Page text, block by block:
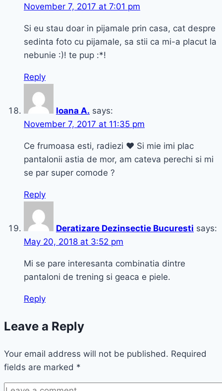
November 7, 2017 at 7:01 pm
Si eu stau doar in pijamale prin casa, cat despre
sedinta foto cu pijamale, sa stii ca mi-a placut la
nebunie :)! te pup :*!
Reply
Ioana A. says:
November 7, 2017 at 11:35 pm
Ce frumoasa esti, radiezi ❤️ Si mie imi plac
pantalonii astia de mor, am cateva perechi si mi
se par super comode ?
Reply
Deratizare Dezinsectie Bucuresti says:
May 20, 2018 at 3:52 pm
Mi se pare interesanta combinatia dintre
pantaloni de trening si geaca e piele.
Reply
Leave a Reply
Your email address will not be published. Required
fields are marked *